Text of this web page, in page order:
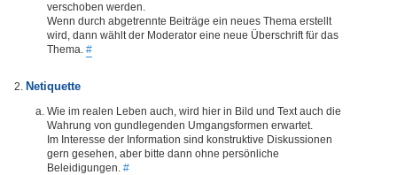
verschoben werden.
Wenn durch abgetrennte Beiträge ein neues Thema erstellt
wird, dann wählt der Moderator eine neue Überschrift für das
Thema. #
Netiquette
Wie im realen Leben auch, wird hier in Bild und Text auch die
Wahrung von gundlegenden Umgangsformen erwartet.
Im Interesse der Information sind konstruktive Diskussionen
gern gesehen, aber bitte dann ohne persönliche
Beleidigungen. #